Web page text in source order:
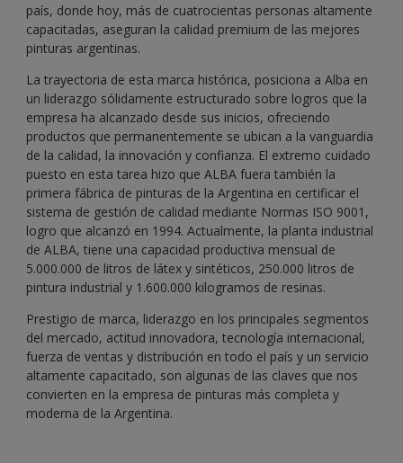
país, donde hoy, más de cuatrocientas personas altamente
capacitadas, aseguran la calidad premium de las mejores
pinturas argentinas.
La trayectoria de esta marca histórica, posiciona a Alba en
un liderazgo sólidamente estructurado sobre logros que la
empresa ha alcanzado desde sus inicios, ofreciendo
productos que permanentemente se ubican a la vanguardia
de la calidad, la innovación y confianza. El extremo cuidado
puesto en esta tarea hizo que ALBA fuera también la
primera fábrica de pinturas de la Argentina en certificar el
sistema de gestión de calidad mediante Normas ISO 9001,
logro que alcanzó en 1994. Actualmente, la planta industrial
de ALBA, tiene una capacidad productiva mensual de
5.000.000 de litros de látex y sintéticos, 250.000 litros de
pintura industrial y 1.600.000 kilogramos de resinas.
Prestigio de marca, liderazgo en los principales segmentos
del mercado, actitud innovadora, tecnología internacional,
fuerza de ventas y distribución en todo el país y un servicio
altamente capacitado, son algunas de las claves que nos
convierten en la empresa de pinturas más completa y
moderna de la Argentina.